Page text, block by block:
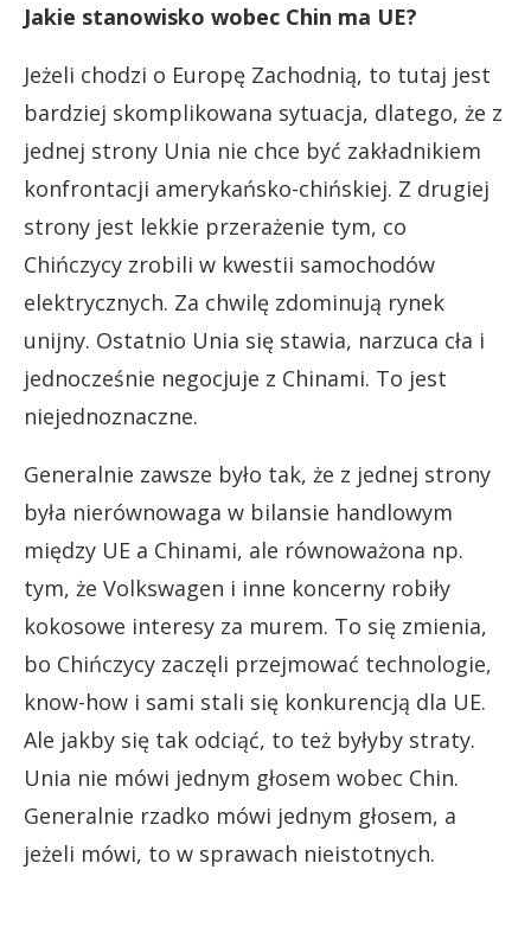
Jakie stanowisko wobec Chin ma UE?
Jeżeli chodzi o Europę Zachodnią, to tutaj jest
bardziej skomplikowana sytuacja, dlatego, że z
jednej strony Unia nie chce być zakładnikiem
konfrontacji amerykańsko-chińskiej. Z drugiej
strony jest lekkie przerażenie tym, co
Chińczycy zrobili w kwestii samochodów
elektrycznych. Za chwilę zdominują rynek
unijny. Ostatnio Unia się stawia, narzuca cła i
jednocześnie negocjuje z Chinami. To jest
niejednoznaczne.
Generalnie zawsze było tak, że z jednej strony
była nierównowaga w bilansie handlowym
między UE a Chinami, ale równoważona np.
tym, że Volkswagen i inne koncerny robiły
kokosowe interesy za murem. To się zmienia,
bo Chińczycy zaczęli przejmować technologie,
know-how i sami stali się konkurencją dla UE.
Ale jakby się tak odciąć, to też byłyby straty.
Unia nie mówi jednym głosem wobec Chin.
Generalnie rzadko mówi jednym głosem, a
jeżeli mówi, to w sprawach nieistotnych.